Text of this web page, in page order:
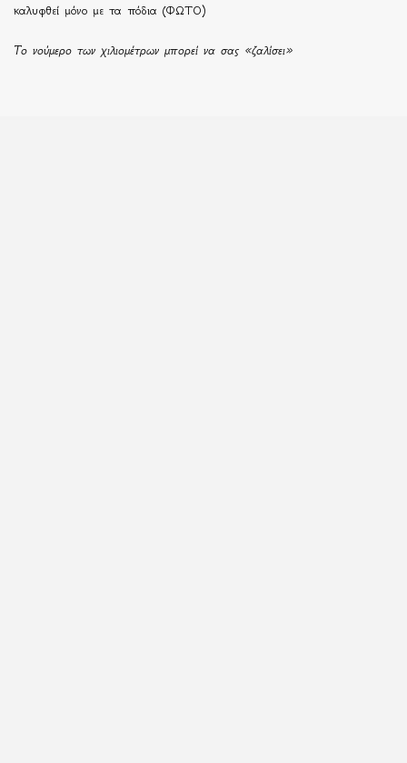
καλυφθεί μόνο με τα πόδια (ΦΩΤΟ)
Το νούμερο των χιλιομέτρων μπορεί να σας «ζαλίσει»